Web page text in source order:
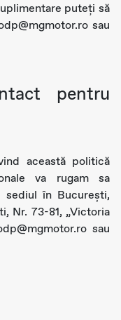
puteți să
sau
pentru
această politică
va rugam sa
sediul în Bucureşti,
Nr. 73-81, „Victoria
sau